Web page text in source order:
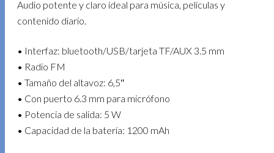
Audio potente y claro ideal para música, películas y
contenido diario.
• Interfaz: bluetooth/USB/tarjeta TF/AUX 3.5 mm
• Radio FM
• Tamaño del altavoz: 6,5″
• Con puerto 6.3 mm para micrófono
• Potencia de salida: 5 W
• Capacidad de la batería: 1200 mAh